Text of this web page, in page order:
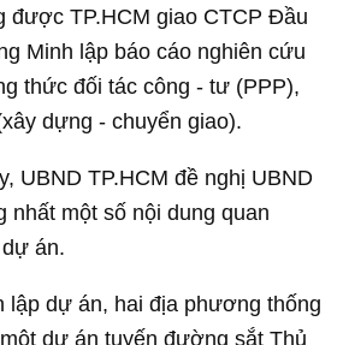
được TP.HCM giao CTCP Đầu
Minh lập báo cáo nghiên cứu
thức đối tác công - tư (PPP),
dựng - chuyển giao).
UBND TP.HCM đề nghị UBND
nhất một số nội dung quan
án.
dự án, hai địa phương thống
dự án tuyến đường sắt Thủ